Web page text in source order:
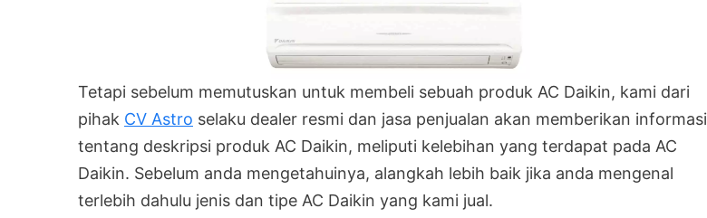
Tetapi sebelum memutuskan untuk membeli sebuah produk AC Daikin, kami dari
pihak CV Astro selaku dealer resmi dan jasa penjualan akan memberikan informasi
tentang deskripsi produk AC Daikin, meliputi kelebihan yang terdapat pada AC
Daikin. Sebelum anda mengetahuinya, alangkah lebih baik jika anda mengenal
terlebih dahulu jenis dan tipe AC Daikin yang kami jual.